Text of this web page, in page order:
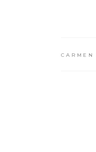
CARMEN